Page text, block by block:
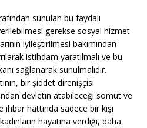
sunulan bu faydalı
gerekse sosyal hizmet
iyileştirilmesi bakımından
istihdam yaratılmalı ve bu
sağlanarak sunulmalıdır.
bir şiddet direnişçisi
devletin atabileceği somut ve
ihbar hattında sadece bir kişi
hayatına verdiği, daha